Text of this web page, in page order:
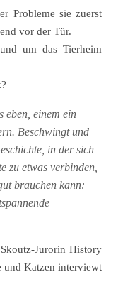
Probleme sie zuerst
vor der Tür.
um das Tierheim
eben, einem ein
Beschwingt und
in der sich
zu etwas verbinden,
brauchen kann:
Jurorin History
Katzen interviewt